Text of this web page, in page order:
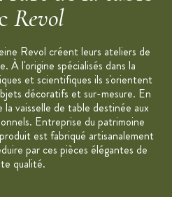
: -17°C à 300°C
micro-onde, au congélateur
Revol
Revol créent leurs ateliers de
À l'origine spécialisés dans la
et scientifiques ils s'orientent
décoratifs et sur-mesure. En
vaisselle de table destinée aux
Entreprise du patrimoine
est fabriqué artisanalement
par ces pièces élégantes de
qualité.